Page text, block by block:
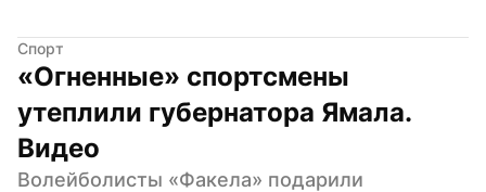
Спорт
«Огненные» спортсмены
утеплили губернатора Ямала.
Видео
Волейболисты «Факела» подарили